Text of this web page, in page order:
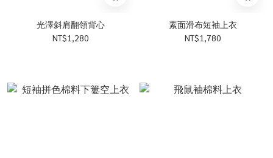
光澤斜肩翻領背心
NT$1,280
素面滑布短袖上衣
NT$1,780